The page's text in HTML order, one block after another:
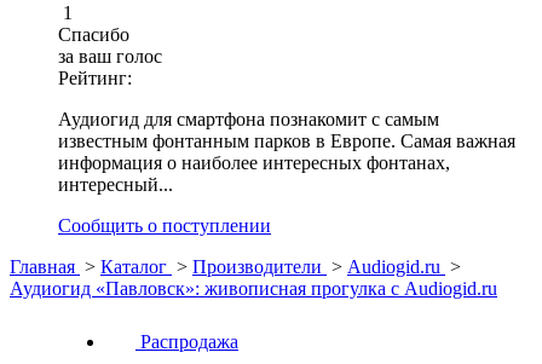
1
Спасибо
за ваш голос
Рейтинг:
Аудиогид для смартфона познакомит с самым
известным фонтанным парков в Европе. Самая важная
информация о наиболее интересных фонтанах,
интересный...
Сообщить о поступлении
Главная > Каталог > Производители > Audiogid.ru >
Аудиогид «Павловск»: живописная прогулка с Audiogid.ru
Распродажа